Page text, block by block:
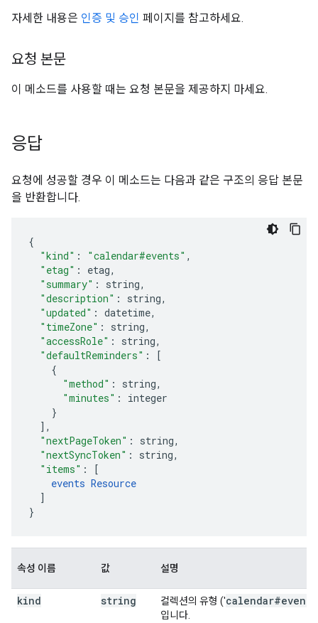
자세한 내용은 인증 및 승인 페이지를 참고하세요.
요청 본문
이 메소드를 사용할 때는 요청 본문을 제공하지 마세요.
응답
요청에 성공할 경우 이 메소드는 다음과 같은 구조의 응답 본문
을 반환합니다.
"kind" : "calendar#events" ,
"etag" : etag,
"summary" : string,
"description" : string,
"updated" : datetime,
"timeZone" : string,
"accessRole" : string,
"defaultReminders" :
[
"method" : string,
"minutes" :
integer
],
"nextPageToken" : string,
"nextSyncToken" : string,
"items" :
[
events Resource
]
}
속성 이름 값 설명
kind string 컬렉션의 유형 ('calendar#events
입니다.